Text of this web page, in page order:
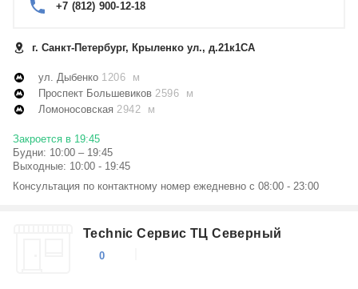
+7 (812) 900-12-18
г. Санкт-Петербург, Крыленко ул., д.21к1СА
ул. Дыбенко 1206 м
Проспект Большевиков 2596 м
Ломоносовская 2942 м
Закроется в 19:45
Будни: 10:00 – 19:45
Выходные: 10:00 - 19:45
Консультация по контактному номер ежедневно с 08:00 - 23:00
Technic Сервис ТЦ Северный
0